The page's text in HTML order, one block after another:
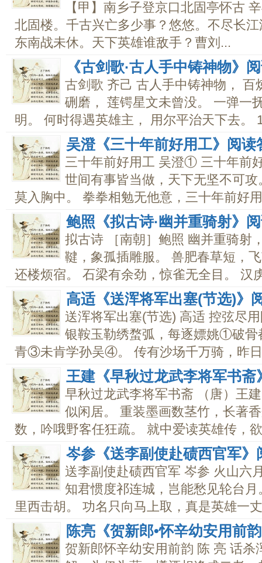
【甲】南乡子登京口北固亭怀古
北固楼。千古兴亡多少事？悠悠。不尽长
东南战未休。天下英雄谁敌手？曹刘...
《古剑歌·古人手中铸神物》
古剑歌 齐己 古人手中铸神物， 百
硎磨， 莲锷星文未曾没。 一弹一
明。 何时得遇英雄主， 用尔平治天下去。
吴澄《三十年前好用工》阅读
三十年前好用工 吴澄① 三十年前
世间有事皆当做，天下无坚不可
莫入胸中。 拳拳相勉无他意，三十年前好
鲍照《拟古诗·幽并重骑射》
拟古诗 ［南朝］鲍照 幽并重骑射
鞬，象孤插雕服。 兽肥春草短，
还楼烦宿。 石梁有余劲，惊雀无全目。 汉
高适《送浑将军出塞(节选)》
送浑将军出塞(节选) 高适 控弦尽
银鞍玉勒绣蝥弧，每逐嫖姚①破
青③未肯学孙吴④。 传有沙场千万骑，昨
王建《早秋过龙武李将军书斋
早秋过龙武李将军书斋 （唐）王
似闲居。 重装墨画数茎竹，长著
数，吟哦野客任狂疏。 就中爱读英雄传，
岑参《送李副使赴碛西官军》
送李副使赴碛西官军 岑参 火山六
知君惯度祁连城，岂能愁见轮台
里西击胡。 功名只向马上取，真是英雄一
陈亮《贺新郎•怀辛幼安用前
贺新郎怀辛幼安用前韵 陈 亮 话杀